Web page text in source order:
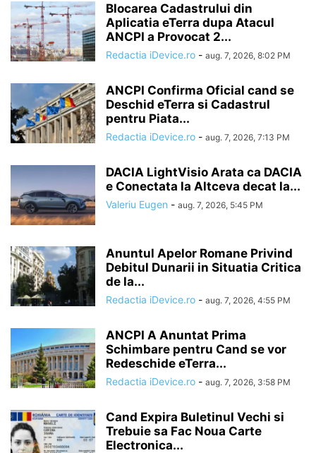
Blocarea Cadastrului din
Aplicatia eTerra dupa Atacul
ANCPI a Provocat 2...
Redactia iDevice.ro - aug. 7, 2026, 8:02 PM
ANCPI Confirma Oficial cand se
Deschid eTerra si Cadastrul
pentru Piata...
Redactia iDevice.ro - aug. 7, 2026, 7:13 PM
DACIA LightVisio Arata ca DACIA
e Conectata la Altceva decat la...
Valeriu Eugen - aug. 7, 2026, 5:45 PM
Anuntul Apelor Romane Privind
Debitul Dunarii in Situatia Critica
de la...
Redactia iDevice.ro - aug. 7, 2026, 4:55 PM
ANCPI A Anuntat Prima
Schimbare pentru Cand se vor
Redeschide eTerra...
Redactia iDevice.ro - aug. 7, 2026, 3:58 PM
Cand Expira Buletinul Vechi si
Trebuie sa Fac Noua Carte
Electronica...